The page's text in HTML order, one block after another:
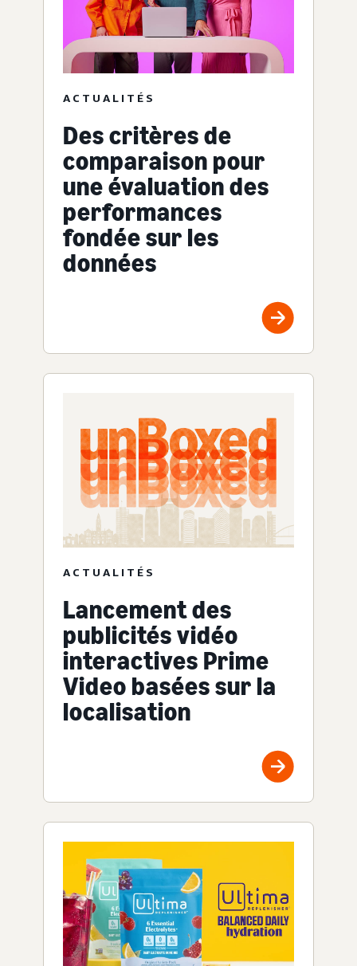
ACTUALITÉS
Des critères de
comparaison pour
une évaluation des
performances
fondée sur les
données
ACTUALITÉS
Lancement des
publicités vidéo
interactives Prime
Video basées sur la
localisation